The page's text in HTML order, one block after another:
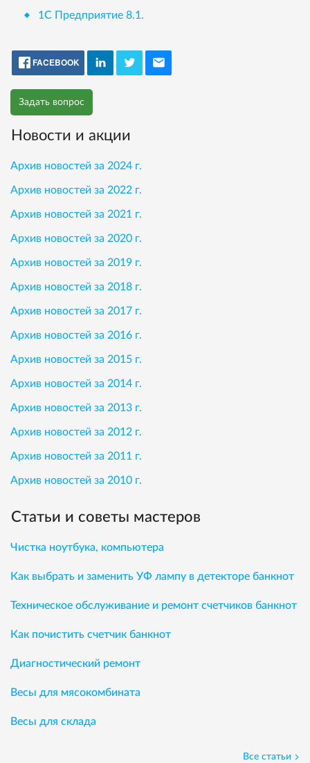
1С Предприятие 8.1.
FACEBOOK
Задать вопрос
Новости и акции
Архив новостей за 2024 г.
Архив новостей за 2022 г.
Архив новостей за 2021 г.
Архив новостей за 2020 г.
Архив новостей за 2019 г.
Архив новостей за 2018 г.
Архив новостей за 2017 г.
Архив новостей за 2016 г.
Архив новостей за 2015 г.
Архив новостей за 2014 г.
Архив новостей за 2013 г.
Архив новостей за 2012 г.
Архив новостей за 2011 г.
Архив новостей за 2010 г.
Статьи и советы мастеров
Чистка ноутбука, компьютера
Как выбрать и заменить УФ лампу в детекторе банкнот
Техническое обслуживание и ремонт счетчиков банкнот
Как почистить счетчик банкнот
Диагностический ремонт
Весы для мясокомбината
Весы для склада
Все статьи